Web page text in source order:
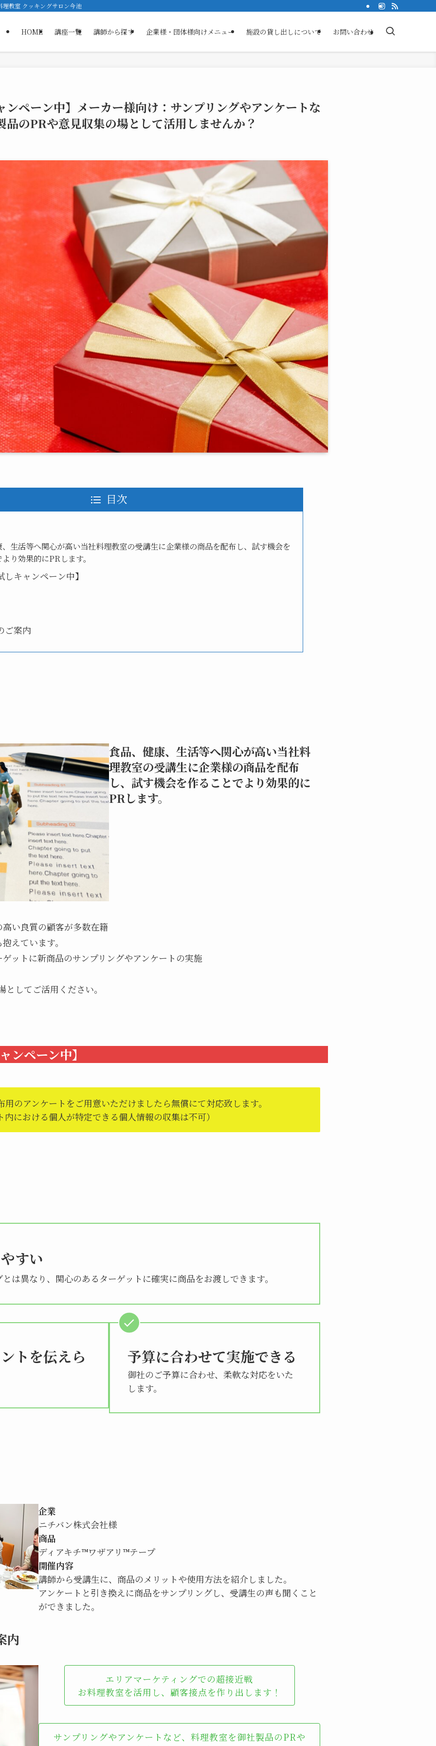
教室 クッキングサロン今池
HOME 講座一覧 講師から探す 企業様・団体様向けメニュー 施設の貸し出しについて お問い合わせ
ンペーン中】メーカー様向け：サンプリングやアンケートな
品のPRや意見収集の場として活用しませんか？
目次
生活等へ関心が高い当社料理教室の受講生に企業様の商品を配布し、試す機会を
り効果的にPRします。
キャンペーン中】
ご案内
食品、健康、生活等へ関心が高い当社料
理教室の受講生に企業様の商品を配布
し、試す機会を作ることでより効果的に
PRします。
い良質の顧客が多数在籍
えています。
ットに新商品のサンプリングやアンケートの実施
してご活用ください。
ンペーン中】
のアンケートをご用意いただけましたら無償にて対応致します。
における個人が特定できる個人情報の収集は不可）
すい
は異なり、関心のあるターゲットに確実に商品をお渡しできます。
トを伝えら 予算に合わせて実施できる
御社のご予算に合わせ、柔軟な対応をいた
します。
企業
ニチバン株式会社様
商品
ディアキチ™ワザアリ™テープ
開催内容
講師から受講生に、商品のメリットや使用方法を紹介しました。
アンケートと引き換えに商品をサンプリングし、受講生の声も聞くこと
ができました。
内
エリアマーケティングでの超接近戦
お料理教室を活用し、顧客接点を作り出します！
サンプリングやアンケートなど、料理教室を御社製品のPRや